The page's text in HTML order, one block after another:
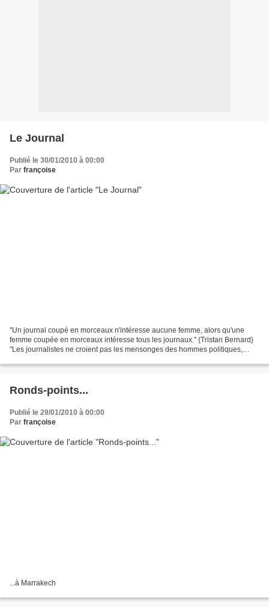
Le Journal
Publié le 30/01/2010 à 00:00
Par françoise
"Un journal coupé en morceaux n'intéresse aucune femme, alors qu'une
femme coupée en morceaux intéresse tous les journaux." {Tristan Bernard}
"Les journalistes ne croient pas les mensonges des hommes politiques,
Ronds-points...
Publié le 29/01/2010 à 00:00
Par françoise
...à Marrakech